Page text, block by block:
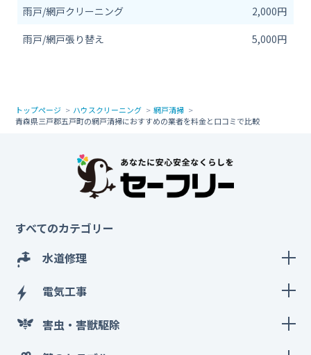
雨戸/網戸クリーニング
2,000円
雨戸/網戸張り替え
5,000円
トップページ ハウスクリーニング
網戸清掃
青森県三戸郡五戸町の網戸清掃におすすめの業者を料金と口コミで比較
すべてのカテゴリー
水道修理
電気工事
害虫・害獣駆除